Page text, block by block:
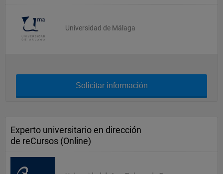
Universidad de Málaga
Solicitar información
Experto universitario en dirección
de reCursos (Online)